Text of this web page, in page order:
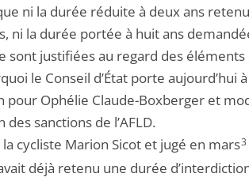
ni la durée réduite à deux ans
ni la durée portée à huit ans
sont justifiées au regard des éléments
le Conseil d’État porte aujourd’hui
pour Ophélie Claude-Boxberger et
sanctions de l’AFLD.
cycliste Marion Sicot et jugé en mars3
déjà retenu une durée